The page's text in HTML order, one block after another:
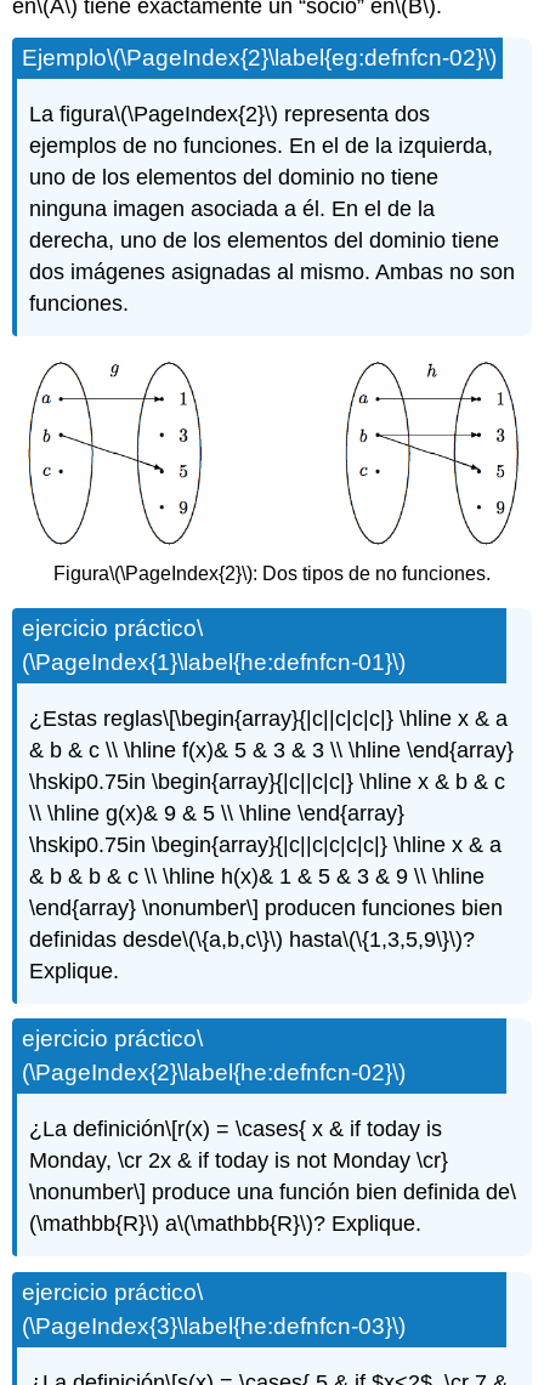
en\(A\) tiene exactamente un “socio” en\(B\).
Ejemplo\(\PageIndex{2}\label{eg:defnfcn-02}\)
La figura\(\PageIndex{2}\) representa dos
ejemplos de no funciones. En el de la izquierda,
uno de los elementos del dominio no tiene
ninguna imagen asociada a él. En el de la
derecha, uno de los elementos del dominio tiene
dos imágenes asignadas al mismo. Ambas no son
funciones.
Figura\(\PageIndex{2}\): Dos tipos de no funciones.
ejercicio práctico\
(\PageIndex{1}\label{he:defnfcn-01}\)
¿Estas reglas\[\begin{array}{|c||c|c|c|} \hline x & a
& b & c \\ \hline f(x)& 5 & 3 & 3 \\ \hline \end{array}
\hskip0.75in \begin{array}{|c||c|c|} \hline x & b & c
\\ \hline g(x)& 9 & 5 \\ \hline \end{array}
\hskip0.75in \begin{array}{|c||c|c|c|c|} \hline x & a
& b & b & c \\ \hline h(x)& 1 & 5 & 3 & 9 \\ \hline
\end{array} \nonumber\] producen funciones bien
definidas desde\(\{a,b,c\}\) hasta\(\{1,3,5,9\}\)?
Explique.
ejercicio práctico\
(\PageIndex{2}\label{he:defnfcn-02}\)
¿La definición\[r(x) = \cases{ x & if today is
Monday, \cr 2x & if today is not Monday \cr}
\nonumber\] produce una función bien definida de\
(\mathbb{R}\) a\(\mathbb{R}\)? Explique.
ejercicio práctico\
(\PageIndex{3}\label{he:defnfcn-03}\)